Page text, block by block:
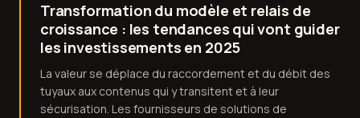
Transformation du modèle et relais de
croissance : les tendances qui vont guider
les investissements en 2025
La valeur se déplace du raccordement et du débit des
tuyaux aux contenus qui y transitent et à leur
sécurisation. Les fournisseurs de solutions de